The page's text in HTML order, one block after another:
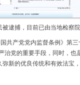
逮捕，目前已由当地检察
共产党党内监督条例》第
治党的重要手段，同时，
新的优良传统和有效法宝